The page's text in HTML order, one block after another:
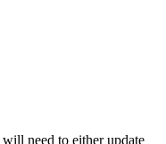
need to either update